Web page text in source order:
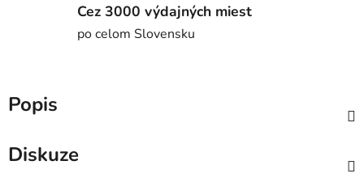
Cez 3000 výdajných miest
po celom Slovensku
Popis
Diskuze